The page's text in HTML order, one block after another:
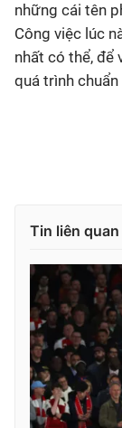
những cái tên
Công việc lúc
nhất có thể, để
quá trình
Tin liên quan